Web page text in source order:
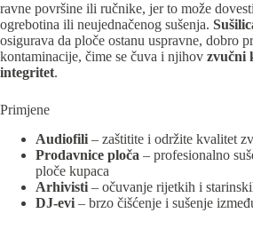
ravne površine ili ručnike, jer to može
ogrebotina ili neujednačenog sušenja.
osigurava da ploče ostanu uspravne, dobro
kontaminacije, čime se čuva i njihov zvučni
integritet.
Primjene
Audiofili – zaštitite i održite kvalitet
Prodavnice ploča – profesionalno
ploče kupaca
Arhivisti – očuvanje rijetkih i
DJ-evi – brzo čišćenje i sušenje